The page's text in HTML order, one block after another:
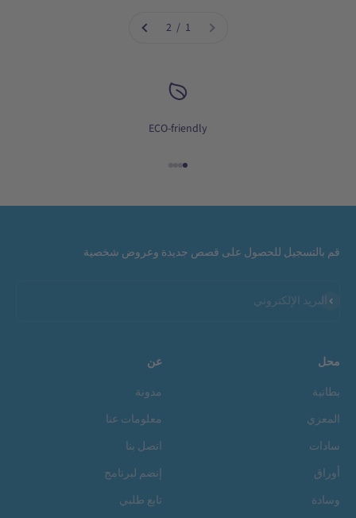
1 / 2
ECO-friendly
الانتقال إلى العنصر 1
قم بالتسجيل للحصول على قصص جديدة وعروض شخصية
البريد الإلكتروني
اشتراك
محل
بطانية
المعزي
سادات
أوراق
وسادة
عن
مدونة
معلومات عنا
اتصل بنا
إنضم لبرنامج
تابع طلبي